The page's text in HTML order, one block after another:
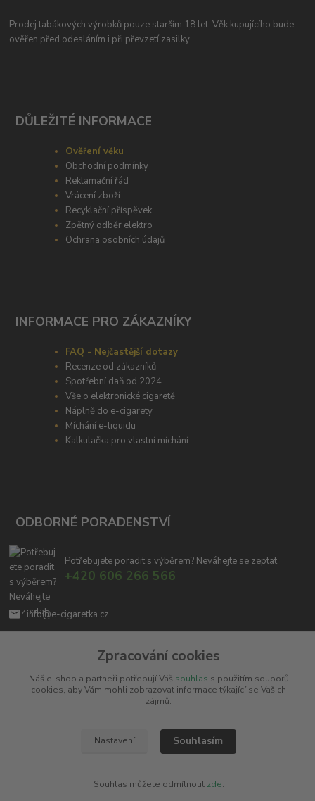
Prodej tabákových výrobků pouze starším 18 let. Věk kupujícího bude
ověřen před odesláním i při převzetí zasilky.
DŮLEŽITÉ INFORMACE
Ověření věku
Obchodní podmínky
Reklamační řád
Vrácení zboží
Recyklační příspěvek
Zpětný odběr elektro
Ochrana osobních údajů
INFORMACE PRO ZÁKAZNÍKY
FAQ - Nejčastější dotazy
Recenze od zákazníků
Spotřební daň od 2024
Vše o elektronické cigaretě
Náplně do e-cigarety
Míchání e-liquidu
Kalkulačka pro vlastní míchání
ODBORNÉ PORADENSTVÍ
Potřebujete poradit s výběrem? Neváhejte se zeptat
+420 606 266 566
info@e-cigaretka.cz
Miroslav Černý - MCx.cz. Všechna práva vyhrazena.
Zpracování cookies
Náš e-shop a partneři potřebují Váš souhlas s použitím souborů
cookies, aby Vám mohli zobrazovat informace týkající se Vašich
zájmů.
Nastavení Souhlasím
Souhlas můžete odmítnout zde.